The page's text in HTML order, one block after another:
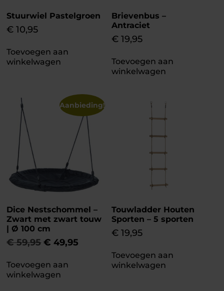
Stuurwiel Pastelgroen
€ 10,95
Toevoegen aan
winkelwagen
Brievenbus –
Antraciet
€ 19,95
Toevoegen aan
winkelwagen
Aanbieding!
Dice Nestschommel –
Zwart met zwart touw
| Ø 100 cm
€59,95 € 49,95
Toevoegen aan
winkelwagen
Touwladder Houten
Sporten – 5 sporten
€ 19,95
Toevoegen aan
winkelwagen